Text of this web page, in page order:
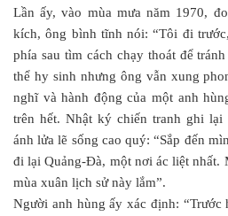
Lần ấy, vào mùa mưa năm 1970,
kích, ông bình tĩnh nói: “Tôi đi
phía sau tìm cách chạy thoát để
thể hy sinh nhưng ông vẫn xung
nghĩ và hành động của một anh
trên hết. Nhật ký chiến tranh ghi lại
ánh lửa lẽ sống cao quý: “Sắp đến
đi lại Quảng-Đà, một nơi ác liệt nhất.
mùa xuân lịch sử này lắm”.
Người anh hùng ấy xác định: “Trước